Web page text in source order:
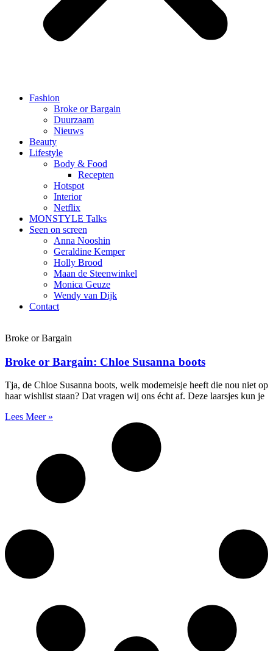
Fashion
Broke or Bargain
Duurzaam
Nieuws
Beauty
Lifestyle
Body & Food
Recepten
Hotspot
Interior
Netflix
MONSTYLE Talks
Seen on screen
Anna Nooshin
Geraldine Kemper
Holly Brood
Maan de Steenwinkel
Monica Geuze
Wendy van Dijk
Contact
Broke or Bargain
Broke or Bargain: Chloe Susanna boots
Tja, de Chloe Susanna boots, welk modemeisje heeft die nou niet op
haar wishlist staan? Dat vragen wij ons écht af. Deze laarsjes kun je
Lees Meer »